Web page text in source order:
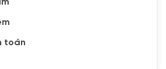
theo yêu cầu
toán